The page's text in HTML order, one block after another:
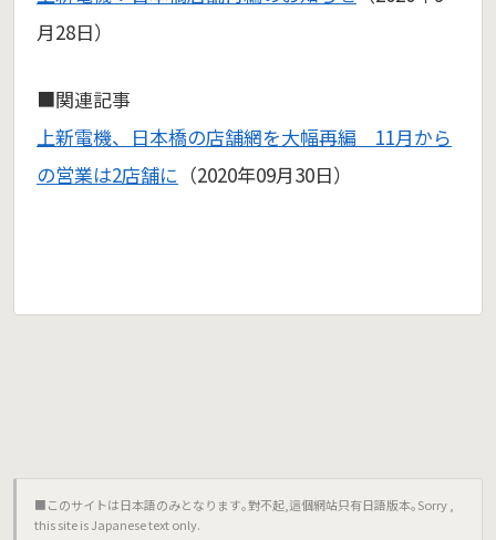
月28日）
■関連記事
上新電機、日本橋の店舗網を大幅再編 11月から
の営業は2店舗に （2020年09月30日）
■このサイトは日本語のみとなります｡對不起,這個網站只有日語版本｡Sorry ,
this site is Japanese text only.